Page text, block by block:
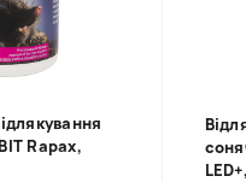
Rapax,